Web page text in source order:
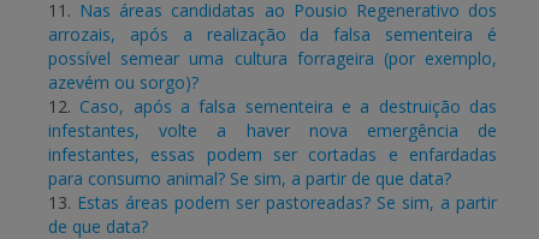
11. Nas áreas candidatas ao Pousio Regenerativo dos
arrozais, após a realização da falsa sementeira é
possível semear uma cultura forrageira (por exemplo,
azevém ou sorgo)?
12. Caso, após a falsa sementeira e a destruição das
infestantes, volte a haver nova emergência de
infestantes, essas podem ser cortadas e enfardadas
para consumo animal? Se sim, a partir de que data?
13. Estas áreas podem ser pastoreadas? Se sim, a partir
de que data?